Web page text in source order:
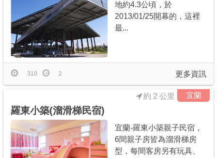
地約4.3公頃，於
2013/01/25開幕的，這裡
最...
更多資訊
310 2
宜蘭
羅東小築(溜滑梯民宿)
約 2 公里
宜蘭-羅東小築親子民宿，
6間親子房皆為溜滑梯房
型，每間客房另有玩具、